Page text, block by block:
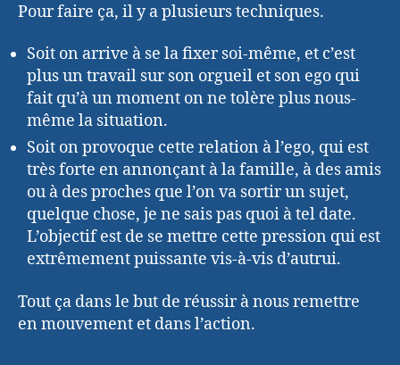
Pour faire ça, il y a plusieurs techniques.
Soit on arrive à se la fixer soi-même, et c’est
plus un travail sur son orgueil et son ego qui
fait qu’à un moment on ne tolère plus nous-
même la situation.
Soit on provoque cette relation à l’ego, qui est
très forte en annonçant à la famille, à des amis
ou à des proches que l’on va sortir un sujet,
quelque chose, je ne sais pas quoi à tel date.
L’objectif est de se mettre cette pression qui est
extrêmement puissante vis-à-vis d’autrui.
Tout ça dans le but de réussir à nous remettre
en mouvement et dans l’action.